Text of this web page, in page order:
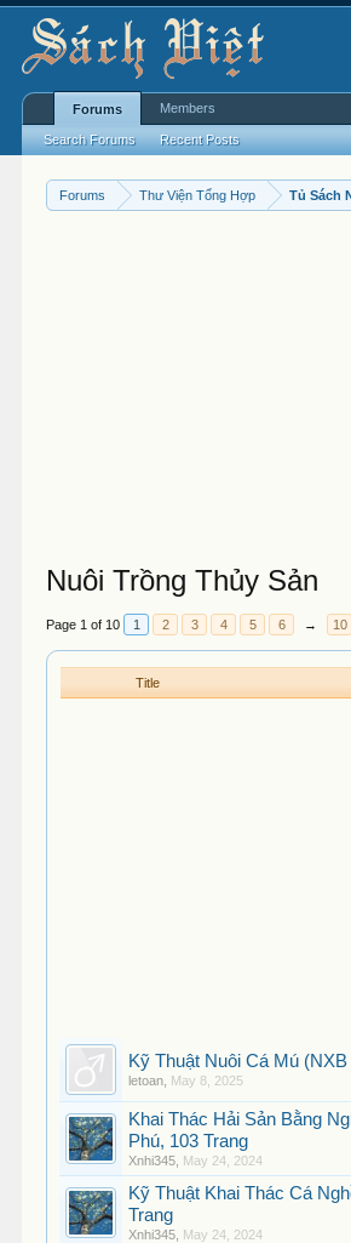
Forums Thư Viện Tổng Hợp Tủ Sách
Nuôi Trồng Thủy Sản
Page 1 of 10 1 2 3 4 5 6 → 10
Title
Kỹ Thuật Nuôi Cá Mú
letoan May 8, 2025
Khai Thác Hải Sản Bằng
Phú, 103 Trang
Xnhi345 May 24, 2024
Kỹ Thuật Khai Thác Cá
Trang
Xnhi345 May 24, 2024
Forums
Search Forums Recent Posts
Members